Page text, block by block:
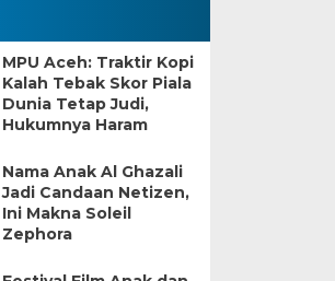
MPU Aceh: Traktir Kopi
Kalah Tebak Skor Piala
Dunia Tetap Judi,
Hukumnya Haram
Nama Anak Al Ghazali
Jadi Candaan Netizen,
Ini Makna Soleil
Zephora